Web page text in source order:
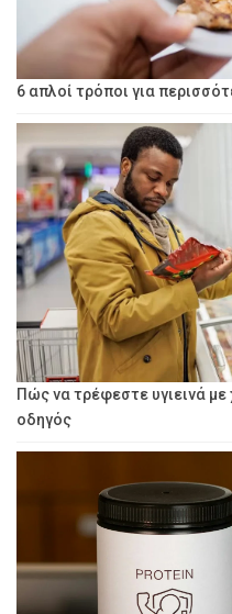
6 απλοί τρόποι για
Πώς να τρέφεστε υγιεινά
οδηγός